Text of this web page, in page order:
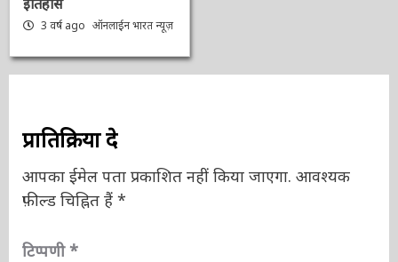
लिए बदल दिया वेदों की भूमि
3 वर्ष ago ऑनलाईन भारत
न्यूज़
प्रातिक्रिया दे
फ़ील्ड चिह्नित हैं